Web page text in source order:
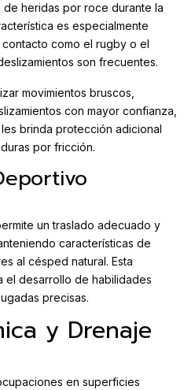
heridas por roce durante la
es especialmente
como el rugby o el
son frecuentes.
movimientos bruscos,
con mayor confianza,
brinda protección adicional
por fricción.
un traslado adecuado y
características de
al césped natural. Esta
el desarrollo de habilidades
precisas.
y Drenaje
en superficies